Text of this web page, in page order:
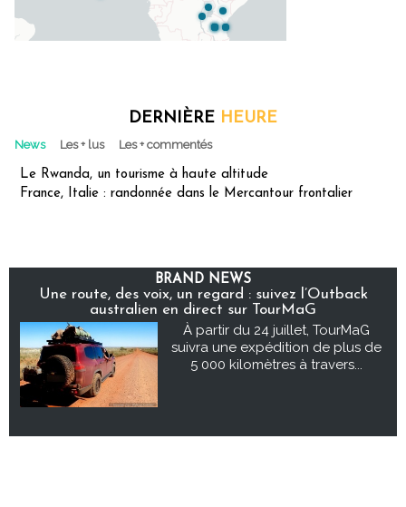
DERNIÈRE HEURE
News Les + lus Les + commentés
Le Rwanda, un tourisme à haute altitude
France, Italie : randonnée dans le Mercantour frontalier
BRAND NEWS
Une route, des voix, un regard : suivez l’Outback
australien en direct sur TourMaG
À partir du 24 juillet, TourMaG
suivra une expédition de plus de
5 000 kilomètres à travers...